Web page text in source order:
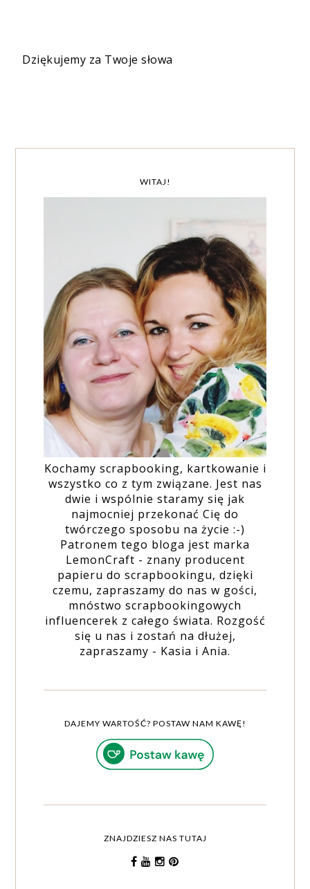
Dziękujemy za Twoje słowa
WITAJ!
Kochamy scrapbooking, kartkowanie i
wszystko co z tym związane. Jest nas
dwie i wspólnie staramy się jak
najmocniej przekonać Cię do
twórczego sposobu na życie :-)
Patronem tego bloga jest marka
LemonCraft - znany producent
papieru do scrapbookingu, dzięki
czemu, zapraszamy do nas w gości,
mnóstwo scrapbookingowych
influencerek z całego świata. Rozgość
się u nas i zostań na dłużej,
zapraszamy - Kasia i Ania.
DAJEMY WARTOŚĆ? POSTAW NAM KAWĘ!
ZNAJDZIESZ NAS TUTAJ